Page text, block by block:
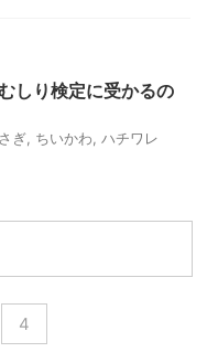
しり検定に受かるの
ぎ ちいかわ ハチワレ
4